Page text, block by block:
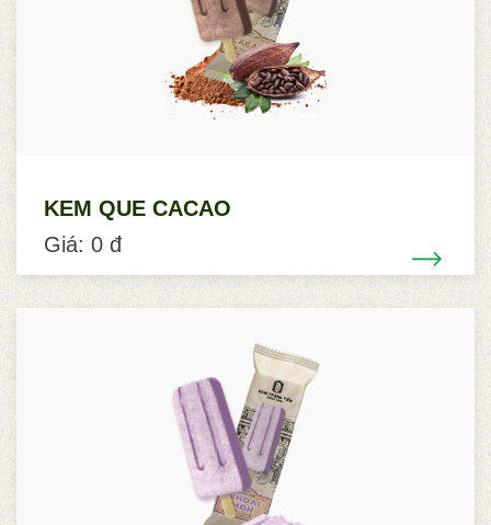
KEM QUE CACAO
Giá: 0 đ